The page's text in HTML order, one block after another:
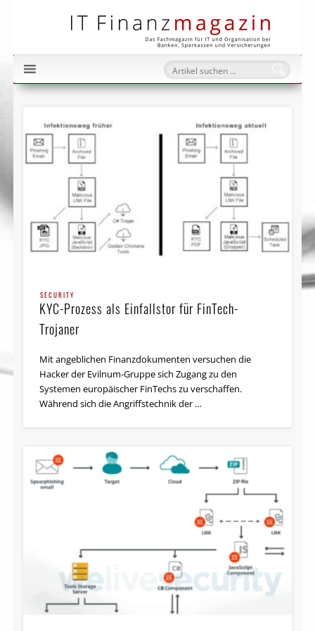
SECURITY
KYC-Prozess als Einfallstor für FinTech-
Trojaner
Mit angeblichen Finanzdokumenten versuchen die
Hacker der Evilnum-Gruppe sich Zugang zu den
Systemen europäischer FinTechs zu verschaffen.
Während sich die Angriffstechnik der …